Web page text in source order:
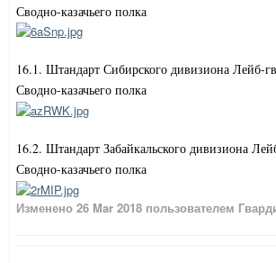
Сводно-казачьего полка
16.1. Штандарт Сибирского дивизиона Лейб-
Сводно-казачьего полка
16.2. Штандарт Забайкальского дивизиона
Сводно-казачьего полка
Изменено 26 Mar 2018 пользователем